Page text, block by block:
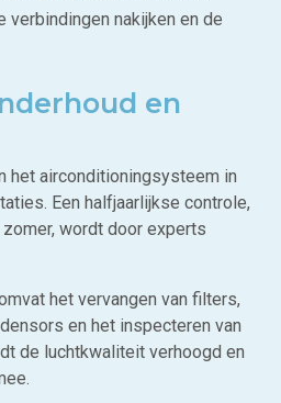
verbindingen nakijken en de
en
het airconditioningsysteem in
Een halfjaarlijkse controle,
wordt door experts
het vervangen van filters,
en het inspecteren van
de luchtkwaliteit verhoogd en